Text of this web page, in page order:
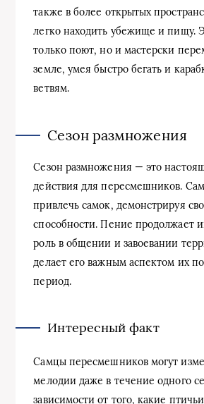
также в более открытых
легко находить убежище и пищу.
только поют, но и мастерски
земле, умея быстро бегать и
ветвям.
Сезон размножения
Сезон размножения — это
действия для пересмешников.
привлечь самок, демонстрируя
способности. Пение продолжает
роль в общении и завоевании
делает его важным аспектом их
период.
Интересный факт
Самцы пересмешников могут
мелодии даже в течение одного
зависимости от того, какие